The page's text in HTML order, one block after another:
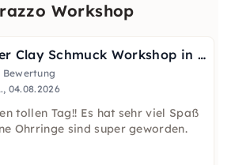
Workshop
Polymer Clay Schmuck Workshop in Hamburg: Terrazzo Style
Bewertung
04.08.2026
tollen Tag!! Es hat sehr viel Spaß
Ohrringe sind super geworden.